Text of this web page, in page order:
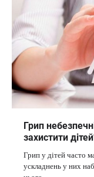
Грип
захистити
Грип у дітей часто
ускладнень у них